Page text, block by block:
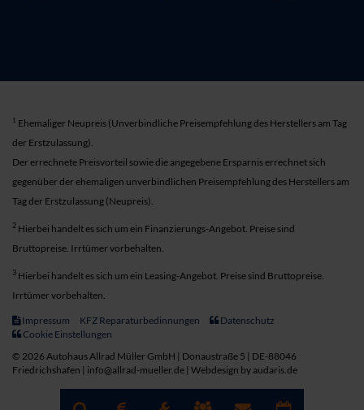
1 Ehemaliger Neupreis (Unverbindliche Preisempfehlung des Herstellers am Tag
der Erstzulassung).
Der errechnete Preisvorteil sowie die angegebene Ersparnis errechnet sich
gegenüber der ehemaligen unverbindlichen Preisempfehlung des Herstellers am
Tag der Erstzulassung (Neupreis).
2 Hierbei handelt es sich um ein Finanzierungs-Angebot. Preise sind
Bruttopreise. Irrtümer vorbehalten.
3 Hierbei handelt es sich um ein Leasing-Angebot. Preise sind Bruttopreise.
Irrtümer vorbehalten.
Impressum KFZ Reparaturbedinnungen
Datenschutz
Cookie Einstellungen
© 2026 Autohaus Allrad Müller GmbH | Donaustraße 5 | DE-88046
Friedrichshafen | info@allrad-mueller.de | Webdesign by audaris.de